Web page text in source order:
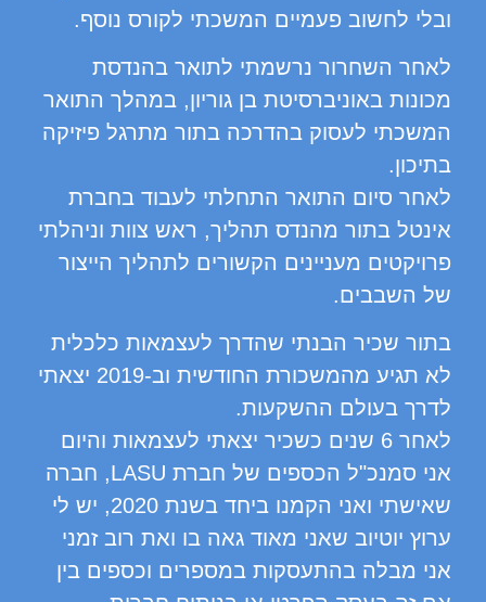
ובלי לחשוב פעמיים המשכתי לקורס נוסף.
לאחר השחרור נרשמתי לתואר בהנדסת
מכונות באוניברסיטת בן גוריון, במהלך התואר
המשכתי לעסוק בהדרכה בתור מתרגל פיזיקה
בתיכון.
לאחר סיום התואר התחלתי לעבוד בחברת
אינטל בתור מהנדס תהליך, ראש צוות וניהלתי
פרויקטים מעניינים הקשורים לתהליך הייצור
של השבבים.
בתור שכיר הבנתי שהדרך לעצמאות כלכלית
לא תגיע מהמשכורת החודשית וב-2019 יצאתי
לדרך בעולם ההשקעות.
לאחר 6 שנים כשכיר יצאתי לעצמאות והיום
אני סמנכ"ל הכספים של חברת LASU, חברה
שאישתי ואני הקמנו ביחד בשנת 2020, יש לי
ערוץ יוטיוב שאני מאוד גאה בו ואת רוב זמני
אני מבלה בהתעסקות במספרים וכספים בין